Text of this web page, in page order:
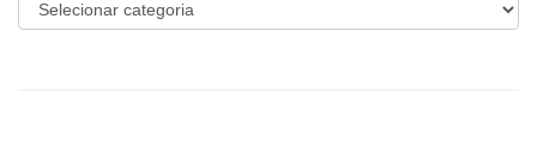
Categorias